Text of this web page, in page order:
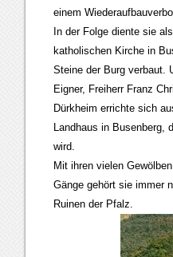
einem
In der Folge diente sie
katholischen Kirche in
Steine der Burg verbaut.
Eigner, Freiherr Franz
Dürkheim errichte sich
Landhaus in Busenberg,
wird.
Mit ihren vielen
Gänge gehört sie immer
Ruinen der Pfalz.